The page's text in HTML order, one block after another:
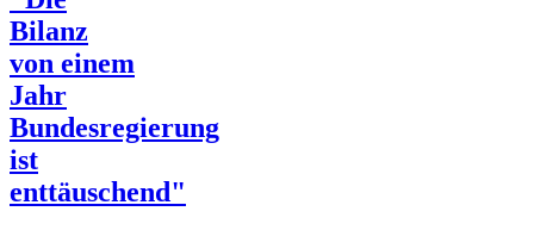
Bilanz
von einem
Jahr
Bundesregierung
ist
enttäuschend"